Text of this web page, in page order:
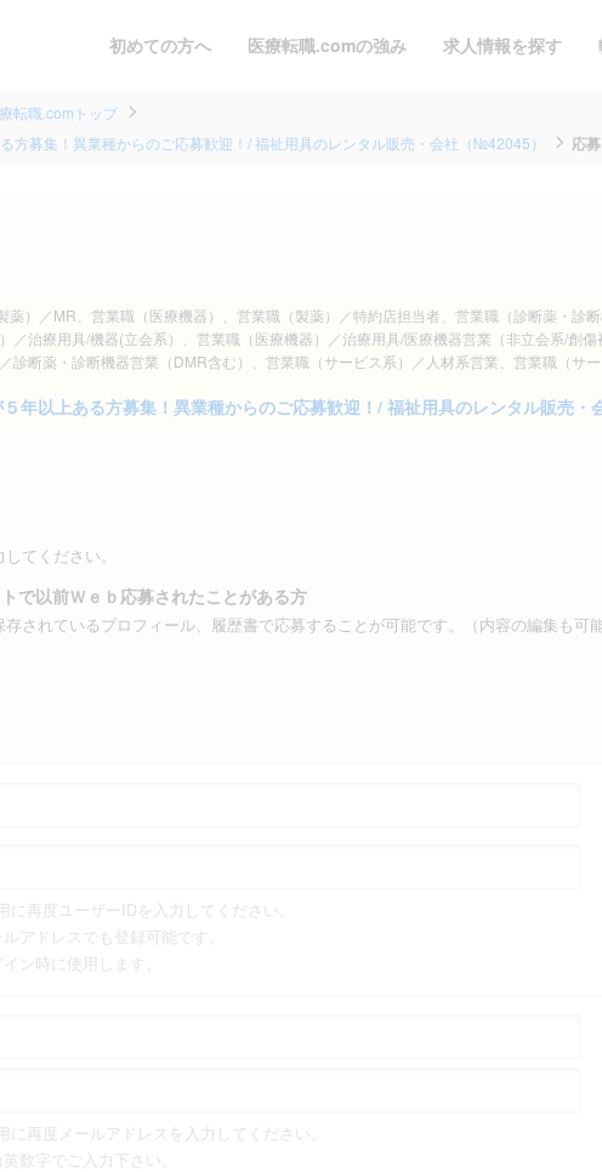
初めての方へ 医療転職.comの強み 求人情報を探す
転職.comトップ
方募集！異業種からのご応募歓迎！/ 福祉用具のレンタル販売・会社（№42045）
応募
薬）／MR、営業職（医療機器）、営業職（製薬）／特約店担当者、営業職（診断薬・診
／治療用具/機器(立会系）、営業職（医療機器）／治療用具/医療機器営業（非立会系/創
診断薬・診断機器営業（DMR含む）、営業職（サービス系）／人材系営業、営業職（サ
５年以上ある方募集！異業種からのご応募歓迎！/ 福祉用具のレンタル販売
てください。
で以前Ｗｅｂ応募されたことがある方
されているプロフィール、履歴書で応募することが可能です。（内容の編集も可
に再度ユーザーIDを入力してください。
ルアドレスでも登録可能です。
ン時に使用します。
に再度メールアドレスを入力してください。
数字でご入力下さい。